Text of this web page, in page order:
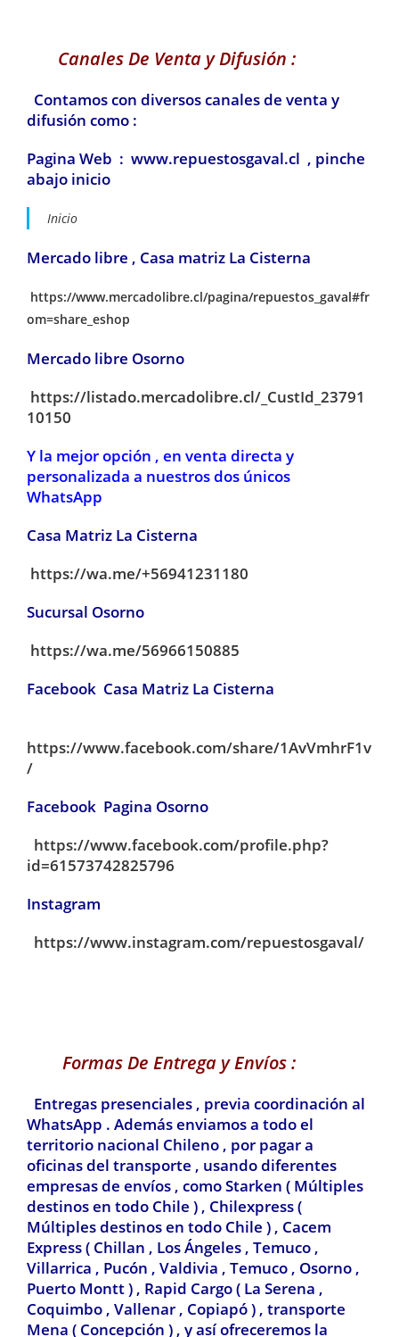
Canales De Venta y Difusión :
Contamos con diversos canales de venta y
difusión como :
Pagina Web : www.repuestosgaval.cl , pinche
abajo inicio
Inicio
Mercado libre , Casa matriz La Cisterna
https://www.mercadolibre.cl/pagina/repuestos_gaval#fr
om=share_eshop
Mercado libre Osorno
https://listado.mercadolibre.cl/_CustId_23791
10150
Y la mejor opción , en venta directa y
personalizada a nuestros dos únicos
WhatsApp
Casa Matriz La Cisterna
https://wa.me/+56941231180
Sucursal Osorno
https://wa.me/56966150885
Facebook Casa Matriz La Cisterna
https://www.facebook.com/share/1AvVmhrF1v
/
Facebook Pagina Osorno
https://www.facebook.com/profile.php?
id=61573742825796
Instagram
https://www.instagram.com/repuestosgaval/
Formas De Entrega y Envíos :
Entregas presenciales , previa coordinación al
WhatsApp . Además enviamos a todo el
territorio nacional Chileno , por pagar a
oficinas del transporte , usando diferentes
empresas de envíos , como Starken ( Múltiples
destinos en todo Chile ) , Chilexpress(
Múltiples destinos en todo Chile ) , Cacem
Express ( Chillan , Los Ángeles , Temuco ,
Villarrica , Pucón , Valdivia , Temuco , Osorno ,
Puerto Montt ) , Rapid Cargo ( La Serena ,
Coquimbo , Vallenar , Copiapó ) , transporte
Mena ( Concepción ) , y así ofreceremos la